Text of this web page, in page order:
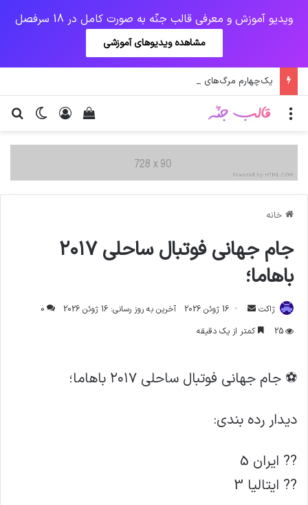
ویدیو آموزش و معرفی قالب جنّه به صورت کامل در 18 سرفصل
مشاهده ویدیوهای آموزشی
تغییر ورود
دیدن سبد خرید منو
خانه
جام جهانی فوتبال ساحلی ۲۰۱۷
باهاما؛
ژاکت
ارسال
ایمیل
16 ژوئن 2026 آخرین به روز رسانی: 16 ژوئن 2026
0
25
کمتر از یک دقیقه
⚽️ جام جهانی فوتبال ساحلی ۲۰۱۷ باهاما؛
دیدار رده بندی:
?? ایران 5
?? ایتالیا 3